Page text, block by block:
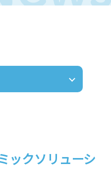
ックソリューシ